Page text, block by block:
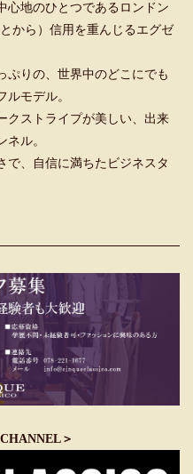
心地のひとつであるロンドン
から）信用を重んじるエグゼ
ぷりの、世界中のどこにでも
モデル。
クストライプが美しい、出来
ル。
で、自信に満ちたビジネスタ
＞